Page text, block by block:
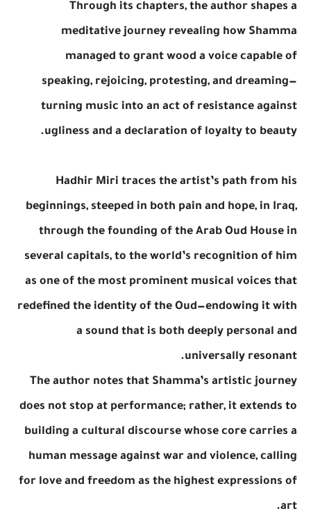
Through its chapters, the author shapes a
meditative journey revealing how Shamma
managed to grant wood a voice capable of
speaking, rejoicing, protesting, and dreaming—
turning music into an act of resistance against
ugliness and a declaration of loyalty to beauty.
Hadhir Miri traces the artist’s path from his
beginnings, steeped in both pain and hope, in Iraq,
through the founding of the Arab Oud House in
several capitals, to the world’s recognition of him
as one of the most prominent musical voices that
redefined the identity of the Oud—endowing it with
a sound that is both deeply personal and
universally resonant.
The author notes that Shamma’s artistic journey
does not stop at performance; rather, it extends to
building a cultural discourse whose core carries a
human message against war and violence, calling
for love and freedom as the highest expressions of
art.